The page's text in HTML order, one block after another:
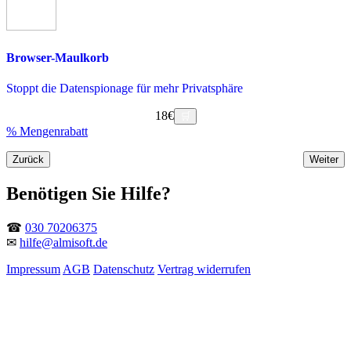
Browser-Maulkorb
Stoppt die Datenspionage für mehr Privatsphäre
18€
% Mengenrabatt
Benötigen Sie Hilfe?
☎ 030 70206375
✉ hilfe@almisoft.de
Impressum AGB Datenschutz Vertrag widerrufen